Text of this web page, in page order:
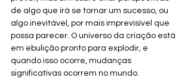
de algo que irá se tornar um sucesso, ou
algo inevitável, por mais imprevisível que
possa parecer. O universo da criação está
em ebulição pronto para explodir, e
quando isso ocorre, mudanças
significativas ocorrem no mundo.